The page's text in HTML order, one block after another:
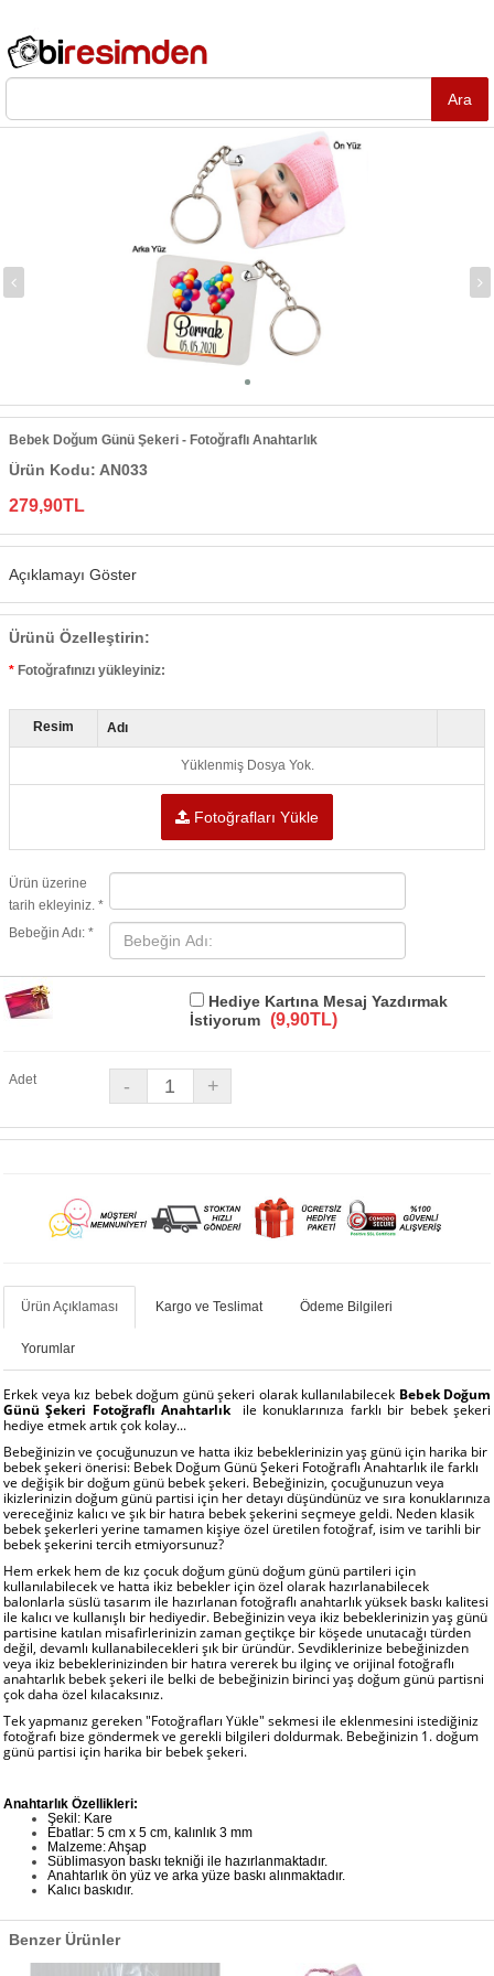
Bebek Doğum Günü Şekeri - Fotoğraflı Anahtarlık
Ürün Kodu: AN033
279,90TL
Açıklamayı Göster
Ürünü Özelleştirin:
Fotoğrafınızı yükleyiniz:
Resim Adı
Yüklenmiş Dosya Yok.
Fotoğrafları Yükle
Ürün üzerine
tarih ekleyiniz. *
Bebeğin Adı: *
Hediye Kartına Mesaj Yazdırmak
İstiyorum (9,90TL)
Adet
Ürün Açıklaması Kargo ve Teslimat Ödeme Bilgileri
Yorumlar
Erkek veya kız bebek doğum günü şekeri olarak kullanılabilecek Bebek Doğum
Günü Şekeri Fotoğraflı Anahtarlıkile konuklarınıza farklı bir bebek şekeri
hediye etmek artık çok kolay...
Bebeğinizin ve çocuğunuzun ve hatta ikiz bebeklerinizin yaş günü için harika bir
bebek şekeri önerisi: Bebek Doğum Günü Şekeri Fotoğraflı Anahtarlık ile farklı
ve değişik bir doğum günü bebek şekeri. Bebeğinizin, çocuğunuzun veya
ikizlerinizin doğum günü partisi için her detayı düşündünüz ve sıra konuklarınıza
vereceğiniz kalıcı ve şık bir hatıra bebek şekerini seçmeye geldi. Neden klasik
bebek şekerleri yerine tamamen kişiye özel üretilen fotoğraf, isim ve tarihli bir
bebek şekerini tercih etmiyorsunuz?
Hem erkek hem de kız çocuk doğum günü doğum günü partileri için
kullanılabilecek ve hatta ikiz bebekler için özel olarak hazırlanabilecek
balonlarla süslü tasarım ile hazırlanan fotoğraflı anahtarlık yüksek baskı kalitesi
ile kalıcı ve kullanışlı bir hediyedir. Bebeğinizin veya ikiz bebeklerinizin yaş günü
partisine katılan misafirlerinizin zaman geçtikçe bir köşede unutacağı türden
değil, devamlı kullanabilecekleri şık bir üründür. Sevdiklerinize bebeğinizden
veya ikiz bebeklerinizinden bir hatıra vererek bu ilginç ve orijinal fotoğraflı
anahtarlık bebek şekeri ile belki de bebeğinizin birinci yaş doğum günü partisni
çok daha özel kılacaksınız.
Tek yapmanız gereken "Fotoğrafları Yükle" sekmesi ile eklenmesini istediğiniz
fotoğrafı bize göndermek ve gerekli bilgileri doldurmak. Bebeğinizin 1. doğum
günü partisi için harika bir bebek şekeri.
Anahtarlık Özellikleri:
Şekil: Kare
Ebatlar: 5 cm x 5 cm, kalınlık 3 mm
Malzeme: Ahşap
Süblimasyon baskı tekniği ile hazırlanmaktadır.
Anahtarlık ön yüz ve arka yüze baskı alınmaktadır.
Kalıcı baskıdır.
Benzer Ürünler